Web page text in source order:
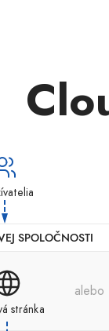
SPOLOČNOSTI
stránka
alebo